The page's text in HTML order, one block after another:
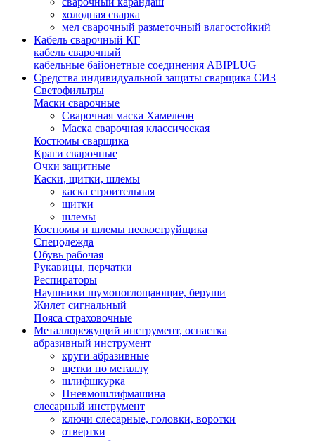
холодная сварка
мел сварочный разметочный влагостойкий
Кабель сварочный КГ
кабель сварочный
кабельные байонетные соединения ABIPLUG
Средства индивидуальной защиты сварщика СИЗ
Светофильтры
Маски сварочные
Сварочная маска Хамелеон
Маска сварочная классическая
Костюмы сварщика
Краги сварочные
Очки защитные
Каски, щитки, шлемы
каска строительная
щитки
шлемы
Костюмы и шлемы пескоструйщика
Спецодежда
Обувь рабочая
Рукавицы, перчатки
Респираторы
Наушники шумопоглощающие, беруши
Жилет сигнальный
Пояса страховочные
Металлорежущий инструмент, оснастка
абразивный инструмент
круги абразивные
щетки по металлу
шлифшкурка
Пневмошлифмашина
слесарный инструмент
ключи слесарные, головки, воротки
отвертки